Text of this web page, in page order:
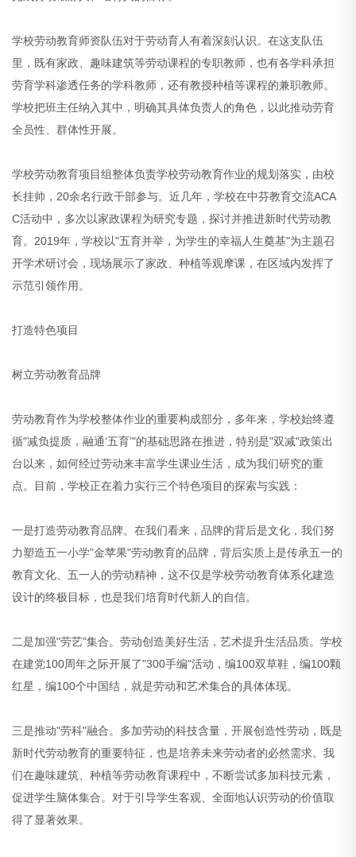
学校劳动教育师资队伍对于劳动育人有着深刻认识。在这支队伍
里，既有家政、趣味建筑等劳动课程的专职教师，也有各学科承担
劳育学科渗透任务的学科教师，还有教授种植等课程的兼职教师。
学校把班主任纳入其中，明确其具体负责人的角色，以此推动劳育
全员性、群体性开展。
学校劳动教育项目组整体负责学校劳动教育作业的规划落实，由校
长挂帅，20余名行政干部参与。近几年，学校在中芬教育交流ACA
C活动中，多次以家政课程为研究专题，探讨并推进新时代劳动教
育。2019年，学校以"五育并举，为学生的幸福人生奠基"为主题召
开学术研讨会，现场展示了家政、种植等观摩课，在区域内发挥了
示范引领作用。
打造特色项目
树立劳动教育品牌
劳动教育作为学校整体作业的重要构成部分，多年来，学校始终遵
循"减负提质，融通‘五育’"的基础思路在推进，特别是"双减"政策出
台以来，如何经过劳动来丰富学生课业生活，成为我们研究的重
点。目前，学校正在着力实行三个特色项目的探索与实践：
一是打造劳动教育品牌。在我们看来，品牌的背后是文化，我们努
力塑造五一小学"金苹果"劳动教育的品牌，背后实质上是传承五一的
教育文化、五一人的劳动精神，这不仅是学校劳动教育体系化建造
设计的终极目标，也是我们培育时代新人的自信。
二是加强"劳艺"集合。劳动创造美好生活，艺术提升生活品质。学校
在建党100周年之际开展了"300手编"活动，编100双草鞋，编100颗
红星，编100个中国结，就是劳动和艺术集合的具体体现。
三是推动"劳科"融合。多加劳动的科技含量，开展创造性劳动，既是
新时代劳动教育的重要特征，也是培养未来劳动者的必然需求。我
们在趣味建筑、种植等劳动教育课程中，不断尝试多加科技元素，
促进学生脑体集合。对于引导学生客观、全面地认识劳动的价值取
得了显著效果。